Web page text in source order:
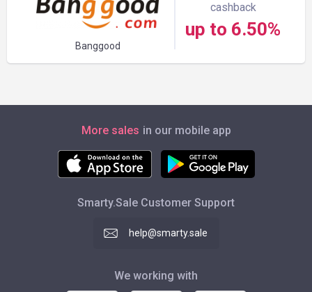
Banggood
cashback
up to 6.50%
More sales in our mobile app
Smarty.Sale Customer Support
help@smarty.sale
We working with